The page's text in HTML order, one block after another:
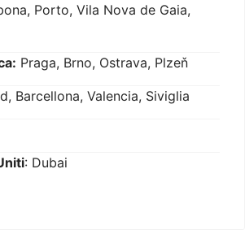
Porto, Vila Nova de Gaia,
Praga, Brno, Ostrava, Plzeň
Barcellona, Valencia, Siviglia
: Dubai